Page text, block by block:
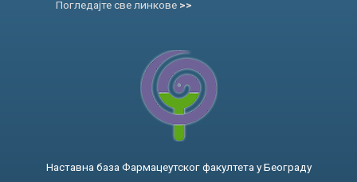
Погледајте све линкове >>
Наставна база Фармацеутског факултета у Београду